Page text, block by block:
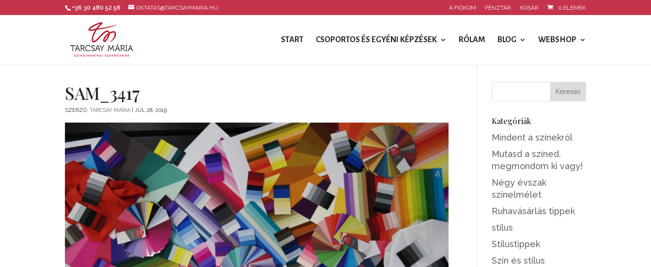
+36 30 480 52 56 OKTATAS@TARCSAYMARIA.HU A FIÓKOM PÉNZTÁR KOSÁR 0 ELEMEK
START CSOPORTOS ÉS EGYÉNI KÉPZÉSEK RÓLAM BLOG WEBSHOP
SAM_3417
SZERZŐ:TARCSAY MÁRIA |JÚL 28, 2019
Kategóriák
Mindent a színekről
Mutasd a színed,
megmondom ki vagy!
Négy évszak
színelmélet
Ruhavásárlás tippek
stílus
Stílustippek
Szín és stílus